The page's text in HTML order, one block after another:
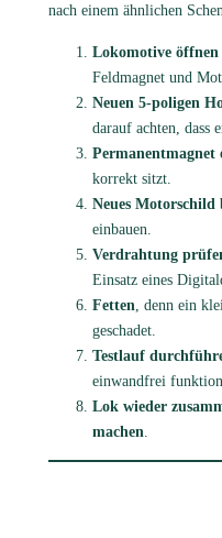
nach einem ähnlichen
Lokomotive öffnen
Feldmagnet und
Neuen 5-poligen
darauf achten, dass
Permanentmagnet
korrekt sitzt.
Neues Motorschild
einbauen.
Verdrahtung
Einsatz eines
Fetten , denn ein
geschadet.
Testlauf
einwandfrei
Lok wieder
machen